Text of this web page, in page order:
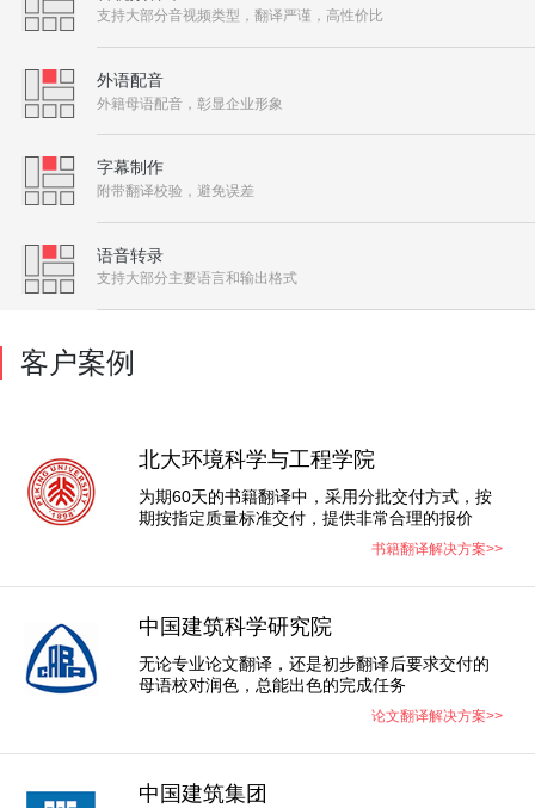
支持大部分音视频类型，翻译严谨，高性价比
外语配音
外籍母语配音，彰显企业形象
字幕制作
附带翻译校验，避免误差
语音转录
支持大部分主要语言和输出格式
客户案例
北大环境科学与工程学院
为期60天的书籍翻译中，采用分批交付方式，按
期按指定质量标准交付，提供非常合理的报价
书籍翻译解决方案>>
中国建筑科学研究院
无论专业论文翻译，还是初步翻译后要求交付的
母语校对润色，总能出色的完成任务​
论文翻译解决方案>>
中国建筑集团